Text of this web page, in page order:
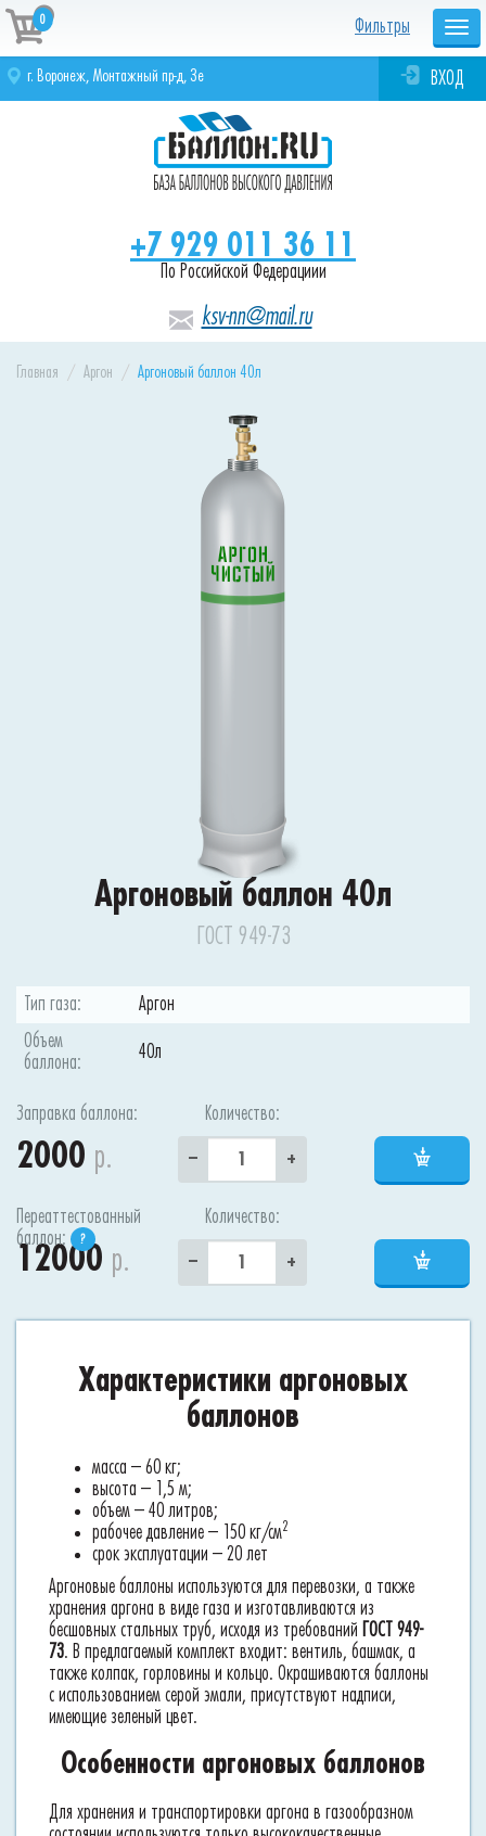
ВХОД
г. Воронеж, Монтажный пр-д, 3е
+7 929 011 36 11
По Российской Федерациии
ksv-nn@mail.ru
0
Главная Аргон Аргоновый баллон 40л
Фильтры
Аргоновый баллон 40л
ГОСТ 949-73
Тип газа:
Аргон
Объем
баллона:
40л
Заправка баллона:
2000 р.
Количество:
– +
Переаттестованный
баллон:
?
12000 р.
Количество:
– +
Характеристики аргоновых
баллонов
масса – 60 кг;
высота – 1,5 м;
объем – 40 литров;
рабочее давление – 150 кг/см2
срок эксплуатации – 20 лет
Аргоновые баллоны используются для перевозки, а также
хранения аргона в виде газа и изготавливаются из
бесшовных стальных труб, исходя из требований
ГОСТ 949-
73. В предлагаемый комплект входит: вентиль, башмак, а
также колпак, горловины и кольцо. Окрашиваются баллоны
с использованием серой эмали, присутствуют надписи,
имеющие зеленый цвет.
Особенности аргоновых баллонов
Для хранения и транспортировки аргона в газообразном